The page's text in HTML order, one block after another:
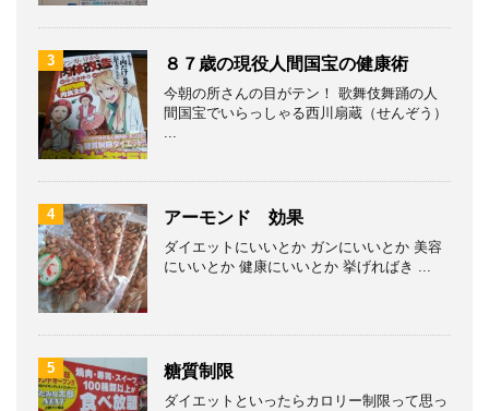
3 ８７歳の現役人間国宝の健康術
今朝の所さんの目がテン！ 歌舞伎舞踊の人
間国宝でいらっしゃる西川扇蔵（せんぞう）
...
4 アーモンド 効果
ダイエットにいいとか ガンにいいとか 美容
にいいとか 健康にいいとか 挙げればき ...
5 糖質制限
ダイエットといったらカロリー制限って思っ